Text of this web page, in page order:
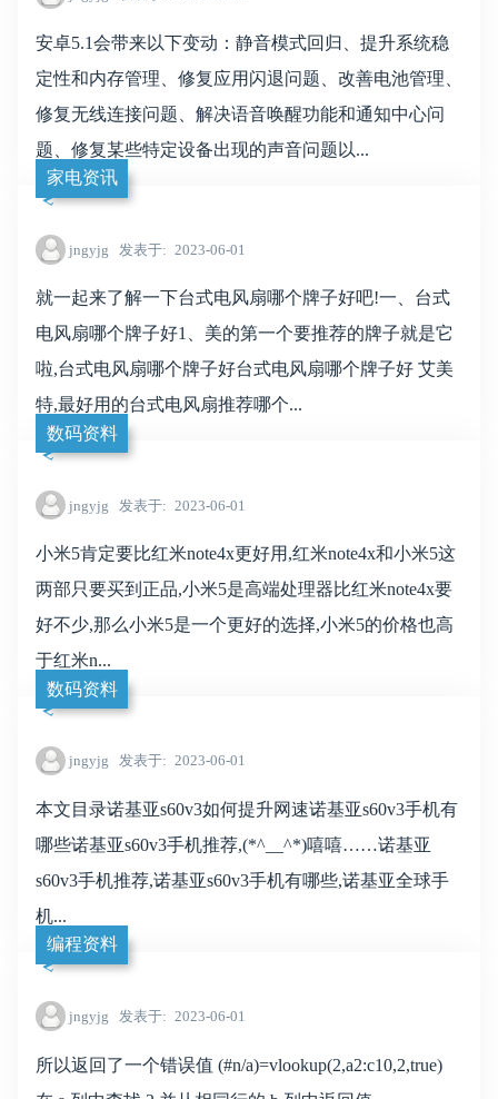
安卓5.1会带来以下变动：静音模式回归、提升系统稳
定性和内存管理、修复应用闪退问题、改善电池管理、
修复无线连接问题、解决语音唤醒功能和通知中心问
题、修复某些特定设备出现的声音问题以...
家电资讯
jngyjg 发表于 2023-06-01
就一起来了解一下台式电风扇哪个牌子好吧!一、台式
电风扇哪个牌子好1、美的第一个要推荐的牌子就是它
啦,台式电风扇哪个牌子好台式电风扇哪个牌子好 艾美
特,最好用的台式电风扇推荐哪个...
数码资料
jngyjg 发表于 2023-06-01
小米5肯定要比红米note4x更好用,红米note4x和小米5这
两部只要买到正品,小米5是高端处理器比红米note4x要
好不少,那么小米5是一个更好的选择,小米5的价格也高
于红米n...
数码资料
jngyjg 发表于 2023-06-01
本文目录诺基亚s60v3如何提升网速诺基亚s60v3手机有
哪些诺基亚s60v3手机推荐,(*^__^*)嘻嘻……诺基亚
s60v3手机推荐,诺基亚s60v3手机有哪些,诺基亚全球手
机...
编程资料
jngyjg 发表于 2023-06-01
所以返回了一个错误值 (#n/a)=vlookup(2,a2:c10,2,true)